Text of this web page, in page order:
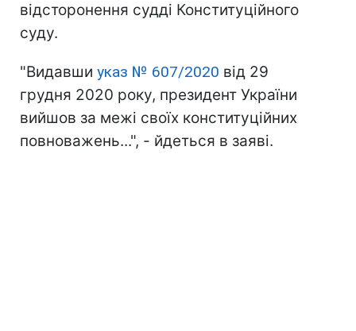
відсторонення судді Конституційного
суду.
"Видавши указ № 607/2020 від 29
грудня 2020 року, президент України
вийшов за межі своїх конституційних
повноважень...", - йдеться в заяві.